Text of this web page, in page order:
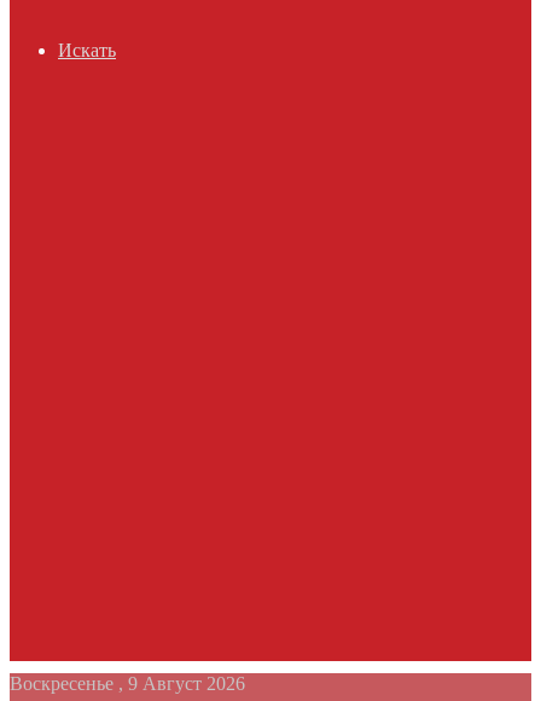
Искать
Воскресенье , 9 Август 2026